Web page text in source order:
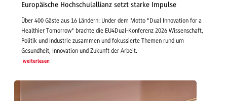
Europäische Hochschulallianz setzt starke Impulse
Über 400 Gäste aus 16 Ländern: Under dem Motto "Dual Innovation for a
Healthier Tomorrow" brachte die EU4Dual-Konferenz 2026 Wissenschaft,
Politik und Industrie zusammen und fokussierte Themen rund um
Gesundheit, Innovation und Zukunft der Arbeit.
weiterlesen